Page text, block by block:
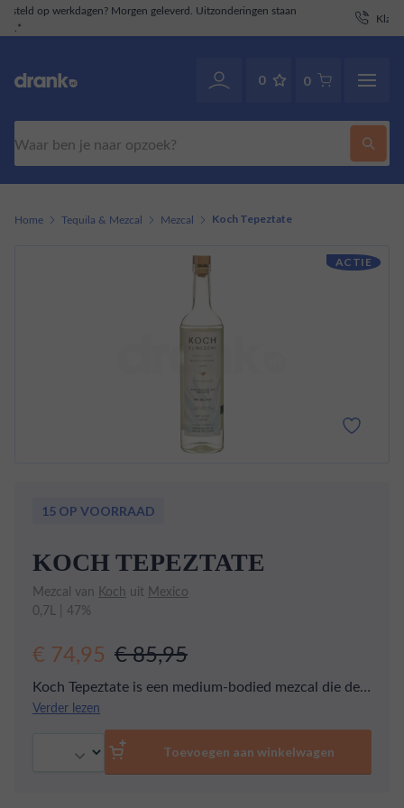
Klantenservice070-2141946 . Ook via WhatsApp.
0 0
Home Tequila & Mezcal Mezcal Koch Tepeztate
ACTIE
15 OP VOORRAAD
KOCH TEPEZTATE
Mezcal van Koch uit Mexico
0,7L | 47%
€ 74,95 € 85,95
Koch Tepeztate is een medium-bodied mezcal die de
zintuigen prikkelt met zijn subtiele en kalmerende
vegetale en kruidige aroma's, aangevuld met delicate
hints van hout, zaagsel, hars en dennenboom. In de
mond ontvouwt zich een rijke symfonie van smaken,
Verder lezen
Toevoegen aan winkelwagen